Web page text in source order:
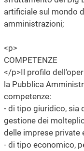
artificiale sul mondo
amministrazioni;
<p>
COMPETENZE
</p>Il profilo
la Pubblica
competenze:
- di tipo giuridico, sia
gestione dei
delle imprese private
- di tipo economico,